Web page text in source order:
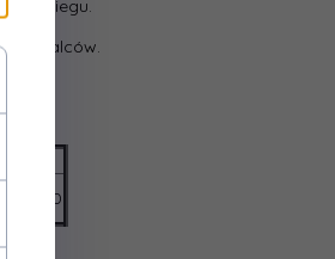
na śniegu.
palców.
17,30
Kożuszek